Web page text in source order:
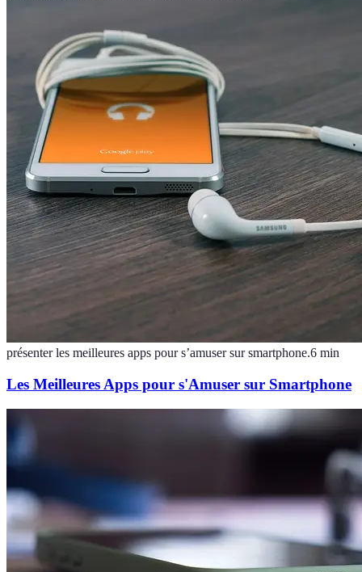
présenter les meilleures apps pour s’amuser sur smartphone.6 min
Les Meilleures Apps pour s'Amuser sur Smartphone